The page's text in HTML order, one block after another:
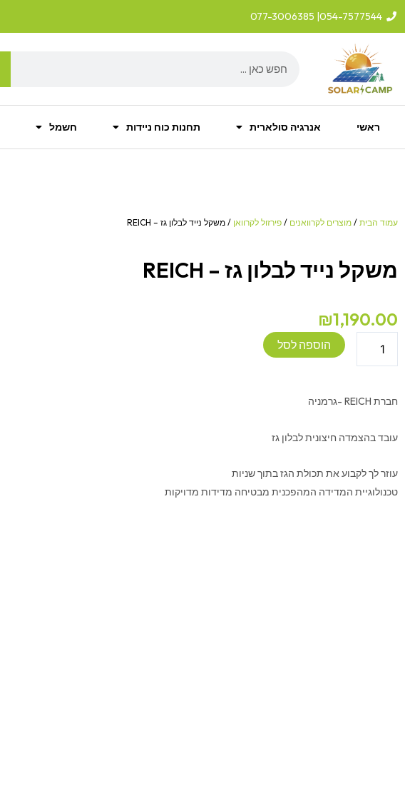
דילוג
054-7577544
| 077-3006385
ראשי אנרגיה סולארית תחנות כוח ניידות חשמל
עמוד הבית / מוצרים לקרוואנים / פירזול לקרוואן / משקל נייד לבלון גז – REICH
משקל נייד לבלון גז – REICH
₪1,190.00
נייד
גז
REICH
הוספה לסל
חברת REICH -גרמניה
עובד בהצמדה חיצונית לבלון גז
עוזר לך לקבוע את תכולת הגז בתוך שניות
טכנולוגיית המדידה המהפכנית מבטיחה מדידות מדויקות